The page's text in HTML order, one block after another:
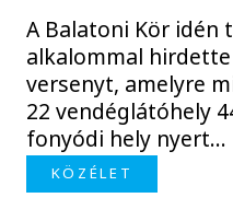
A Balatoni Kör idén
alkalommal
versenyt, amelyre
22 vendéglátóhely
fonyódi hely nyert...
KÖZÉLET